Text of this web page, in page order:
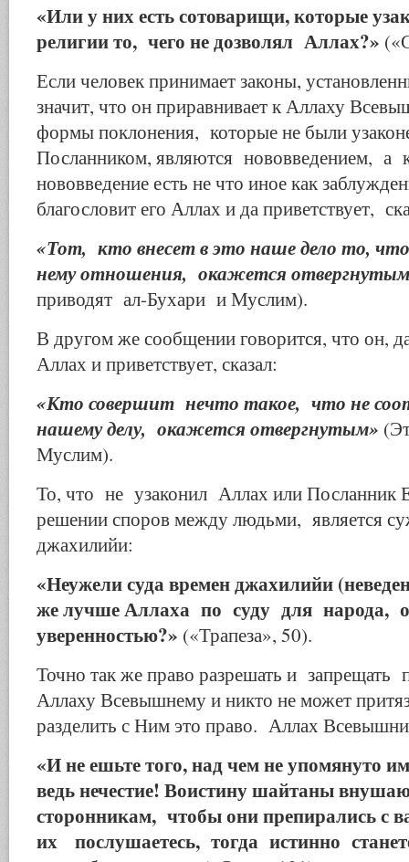
«Или у них есть сотоварищи, которые
религии то, чего не дозволял Аллах?»
Если человек принимает законы,
значит, что он приравнивает к Аллаху
формы поклонения, которые не были
Посланником, являются нововведением, а
нововведение есть не что иное как
благословит его Аллах и да приветствует,
«Тот, кто внесет в это наше дело то,
нему отношения, окажется
приводят ал-Бухари и Муслим).
В другом же сообщении говорится, что он,
Аллах и приветствует, сказал:
«Кто совершит нечто такое, что не
нашему делу, окажется отвергнутым»
Муслим).
То, что не узаконил Аллах или Посланник
решении споров между людьми, является
джахилийи:
«Неужели суда времен джахилийи
же лучше Аллаха по суду для народа,
уверенностью?» («Трапеза», 50).
Точно так же право разрешать и
Аллаху Всевышнему и никто не может
разделить с Ним это право. Аллах
«И не ешьте того, над чем не упомянуто
ведь нечестие! Воистину шайтаны
сторонникам, чтобы они препирались
их послушаетесь, тогда истинно